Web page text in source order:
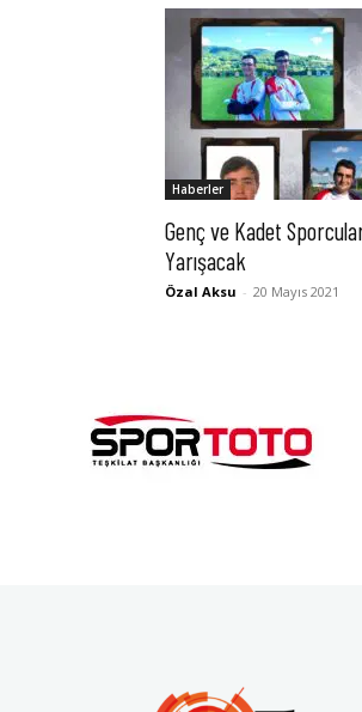
Haberler
Genç ve Kadet
Yarışacak
Özal Aksu - 20 Mayıs 2021